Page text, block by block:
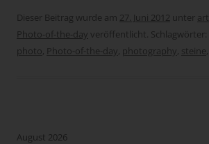
Dieser Beitrag wurde am 27. Juni 2012 unter art
Photo-of-the-day veröffentlicht. Schlagwörter:
photo, Photo-of-the-day, photography, steine,
August 2026